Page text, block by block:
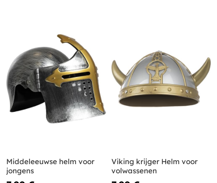
Middeleeuwse helm voor
jongens
Viking krijger Helm voor
volwassenen